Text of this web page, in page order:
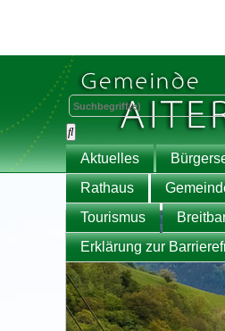
Aktuelles
Rathaus
Tourismus
Erklärung zur